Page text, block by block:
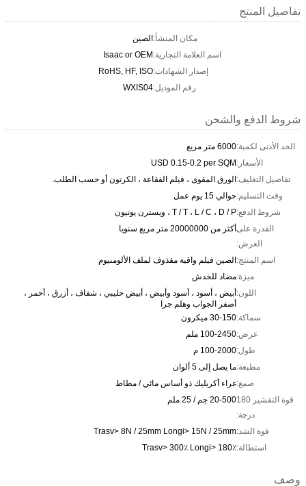
تفاصيل المنتج
مكان المنشأ:الصين
اسم العلامة التجارية:Isaac or OEM
إصدار الشهادات:RoHS, HF, ISO
رقم الموديل:WXIS04
شروط الدفع والشحن
الحد الأدنى لكمية:6000 متر مربع
الأسعار:USD 0.15-0.2 per SQM
تفاصيل التغليف:الورق المقوى ، فيلم الفقاعة ، الكرتون أو حسب الطلب.
وقت التسليم:حوالي 15 يوم عمل
شروط الدفع:T / T ، L / C ، D / P ، ويسترن يونيون
القدرة على
العرض:
أكثر من 20000000 متر مربع سنويا
اسم المنتج:الصين فيلم واقية مقذوف لملف الألومنيوم
ميزة:مضاد للخدش
اللون:أبيض ، أسود ، أسود وأبيض ، أبيض حليبي ، شفاف ، أزرق ، أحمر ،
أصفر الجواب وهلم جرا
سماكة:30-150 ميكرون
عرض:100-2450 ملم
طول:100-2000 م
مطبعة:ما يصل إلى 5 ألوان
صمغ:غراء أكريليك ذو أساس مائي / مطاط
قوة التقشير 180
درجة:
20-500 جم / 25 ملم
قوة الشد:Trasv> 8N / 25mm Longi> 15N / 25mm
استطالة:Trasv> 300٪ Longi> 180٪
وصف